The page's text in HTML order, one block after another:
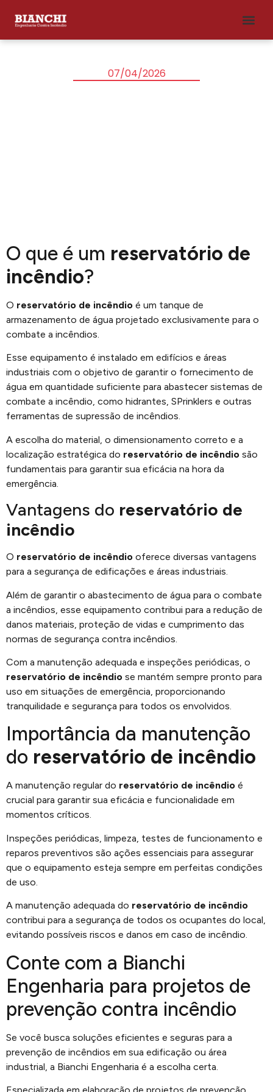
07/04/2026
O que é um reservatório de
incêndio?
O reservatório de incêndio é um tanque de
armazenamento de água projetado exclusivamente para o
combate a incêndios.
Esse equipamento é instalado em edifícios e áreas
industriais com o objetivo de garantir o fornecimento de
água em quantidade suficiente para abastecer sistemas de
combate a incêndio, como hidrantes, SPrinklers e outras
ferramentas de supressão de incêndios.
A escolha do material, o dimensionamento correto e a
localização estratégica do reservatório de incêndio são
fundamentais para garantir sua eficácia na hora da
emergência.
Vantagens do reservatório de
incêndio
O reservatório de incêndio oferece diversas vantagens
para a segurança de edificações e áreas industriais.
Além de garantir o abastecimento de água para o combate
a incêndios, esse equipamento contribui para a redução de
danos materiais, proteção de vidas e cumprimento das
normas de segurança contra incêndios.
Com a manutenção adequada e inspeções periódicas, o
reservatório de incêndio se mantém sempre pronto para
uso em situações de emergência, proporcionando
tranquilidade e segurança para todos os envolvidos.
Importância da manutenção
do reservatório de incêndio
A manutenção regular do reservatório de incêndio é
crucial para garantir sua eficácia e funcionalidade em
momentos críticos.
Inspeções periódicas, limpeza, testes de funcionamento e
reparos preventivos são ações essenciais para assegurar
que o equipamento esteja sempre em perfeitas condições
de uso.
A manutenção adequada do reservatório de incêndio
contribui para a segurança de todos os ocupantes do local,
evitando possíveis riscos e danos em caso de incêndio.
Conte com a Bianchi
Engenharia para projetos de
prevenção contra incêndio
Se você busca soluções eficientes e seguras para a
prevenção de incêndios em sua edificação ou área
industrial, a Bianchi Engenharia é a escolha certa.